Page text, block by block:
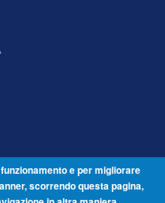
- Periodico telematico
22/07/2014 – ISSN 2421-2466
e per migliorare
scorrendo questa pagina,